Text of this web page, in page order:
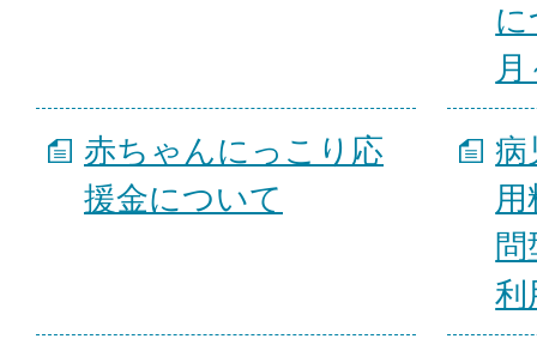
赤ちゃんにっこり応
援金について
病
利